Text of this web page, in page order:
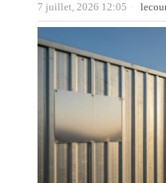
7 juillet, 2026 12:05